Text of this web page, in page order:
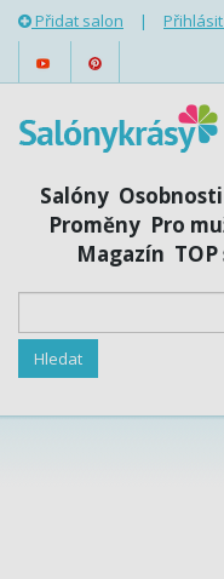
Přidat salon |
Salóny Osobnosti
Proměny Pro
Magazín